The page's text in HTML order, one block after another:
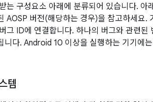
는 구성요소 아래에 분류되어 있습니다. 아
AOSP 버전(해당하는 경우)을 참고하세요.
그 ID에 연결합니다. 하나의 버그와 관련
니다. Android 10 이상을 실행하는 기기에
템